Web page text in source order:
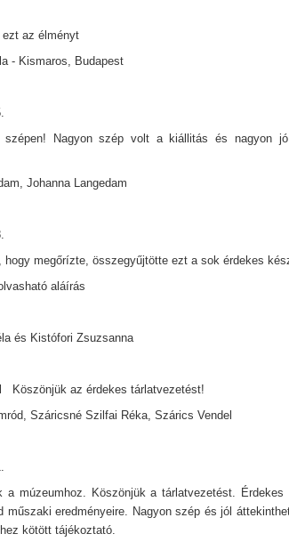
ezt az élményt
- Kismaros, Budapest
szépen! Nagyon szép volt a kiállitás és nagyon
Johanna Langedam
hogy megőrízte, összegyűjtötte ezt a sok érdekes
aláírás
és Kistófori Zsuzsanna
Köszönjük az érdekes tárlatvezetést!
Száricsné Szilfai Réka, Szárics Vendel
a múzeumhoz. Köszönjük a tárlatvezetést.
műszaki eredményeire. Nagyon szép és jól
kötött tájékoztató.